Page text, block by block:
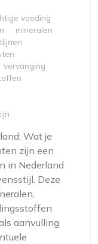
voeding
mineralen
vervanging
Wat je
zijn een
in Nederland
Deze
aanvulling